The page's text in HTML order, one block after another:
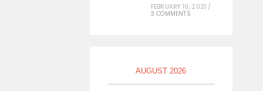
FEBRUARY 10, 2021 /
3 COMMENTS
AUGUST 2026